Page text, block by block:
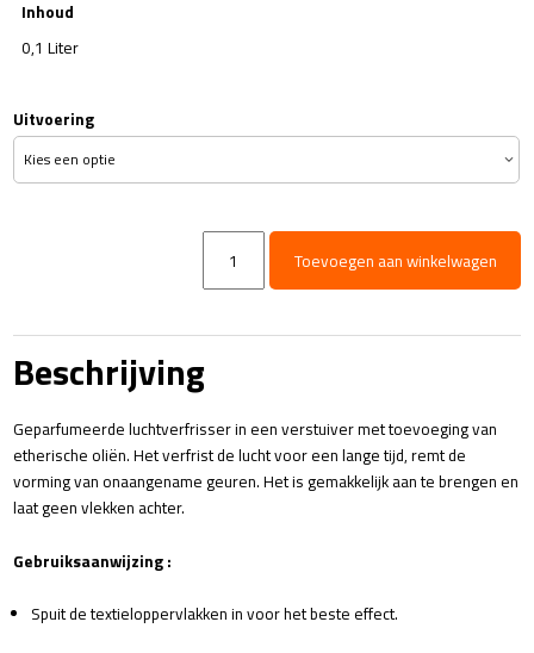
Inhoud
0,1 Liter
Uitvoering
Autoparfum
0,1L
Toevoegen aan winkelwagen
Beschrijving
Geparfumeerde luchtverfrisser in een verstuiver met toevoeging van
etherische oliën. Het verfrist de lucht voor een lange tijd, remt de
vorming van onaangename geuren. Het is gemakkelijk aan te brengen en
laat geen vlekken achter.
Gebruiksaanwijzing :
Spuit de textieloppervlakken in voor het beste effect.